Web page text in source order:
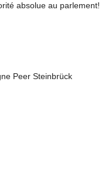
absolue au parlement!
Peer Steinbrück